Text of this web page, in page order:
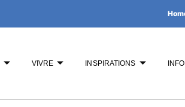
VIVRE INSPIRATIONS INFO